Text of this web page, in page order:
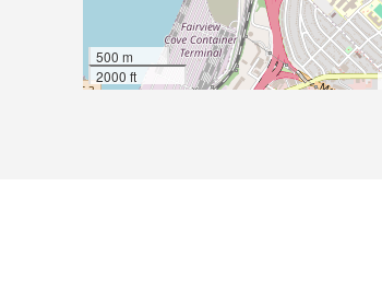
500 m
2000 ft